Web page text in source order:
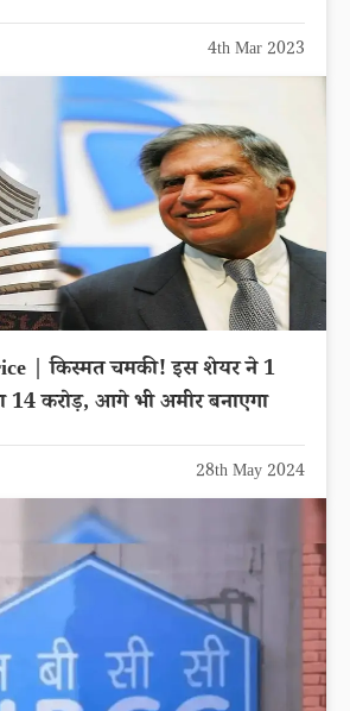
4th Mar 2023
| किस्मत चमकी! इस शेयर ने 1
14 करोड़, आगे भी अमीर बनाएगा
28th May 2024